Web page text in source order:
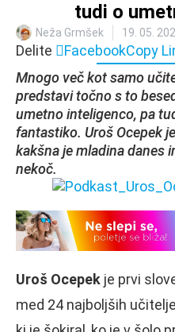
tudi o
Neža Grmšek 19. 05.
Delite FacebookCopy
Mnogo več kot samo
predstavi točno s to
umetno inteligenco, pa
fantastiko. Uroš Ocepek
kakšna je mladina danes
nekoč.
Uroš Ocepek je prvi
med 24 najboljših